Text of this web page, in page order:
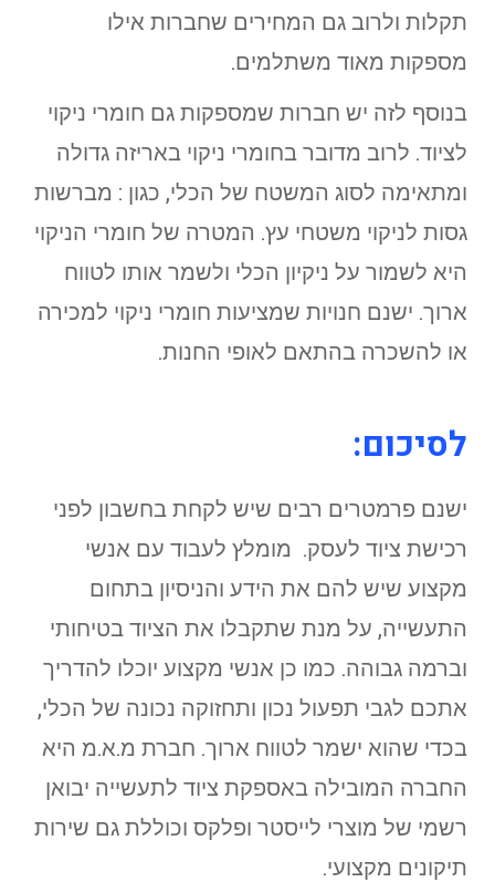
תקלות ולרוב גם המחירים שחברות אילו
מספקות מאוד משתלמים.
בנוסף לזה יש חברות שמספקות גם חומרי ניקוי
לציוד. לרוב מדובר בחומרי ניקוי באריזה גדולה
ומתאימה לסוג המשטח של הכלי, כגון : מברשות
גסות לניקוי משטחי עץ. המטרה של חומרי הניקוי
היא לשמור על ניקיון הכלי ולשמר אותו לטווח
ארוך. ישנם חנויות שמציעות חומרי ניקוי למכירה
או להשכרה בהתאם לאופי החנות.
לסיכום:
ישנם פרמטרים רבים שיש לקחת בחשבון לפני
רכישת ציוד לעסק. מומלץ לעבוד עם אנשי
מקצוע שיש להם את הידע והניסיון בתחום
התעשייה, על מנת שתקבלו את הציוד בטיחותי
וברמה גבוהה. כמו כן אנשי מקצוע יוכלו להדריך
אתכם לגבי תפעול נכון ותחזוקה נכונה של הכלי,
בכדי שהוא ישמר לטווח ארוך. חברת מ.א.מ היא
החברה המובילה באספקת ציוד לתעשייה יבואן
רשמי של מוצרי לייסטר ופלקס וכוללת גם שירות
תיקונים מקצועי.